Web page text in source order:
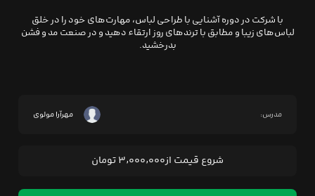
با شرکت در دوره آشنایی با طراحی لباس، مهارت‌های خود را در خلق
لباس‌های زیبا و مطابق با ترندهای روز ارتقاء دهید و در صنعت مد و فشن
بدرخشید.
مدرس: مهرآرا مولوی
شروع قیمت از۳,۰۰۰,۰۰۰ تومان